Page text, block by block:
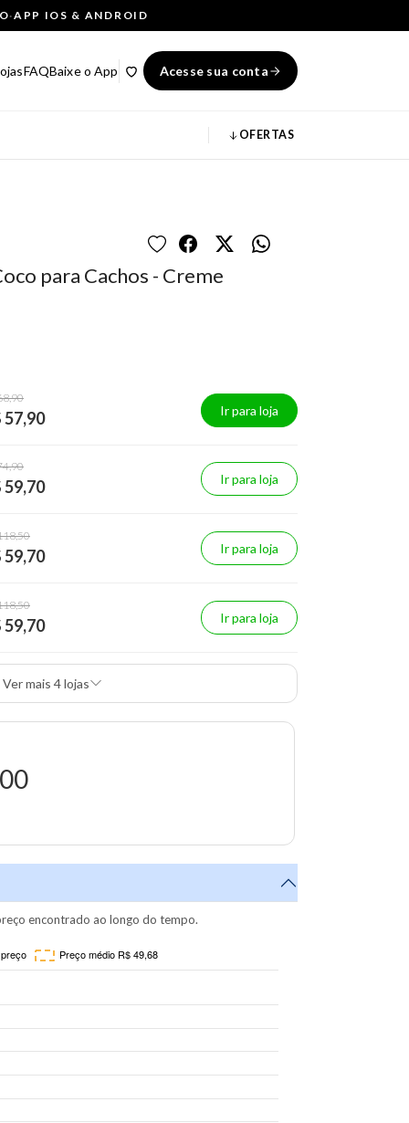
·APP IOS & ANDROID
FAQBaixe o App Acesse sua conta
OFERTAS
para Cachos - Creme
57,90 Ir para loja
59,70 Ir para loja
59,70 Ir para loja
59,70 Ir para loja
Ver mais 4 lojas
encontrado ao longo do tempo.